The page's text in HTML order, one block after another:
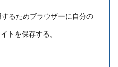
るためブラウザーに自分の
トを保存する。